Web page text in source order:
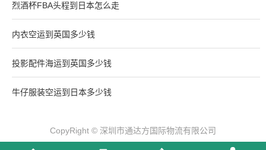
烈酒杯FBA头程到日本怎么走
内衣空运到英国多少钱
投影配件海运到英国多少钱
牛仔服装空运到日本多少钱
CopyRight © 深圳市通达方国际物流有限公司